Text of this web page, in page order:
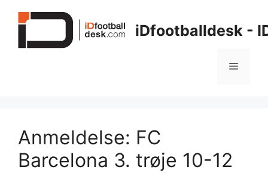
iDfootballdesk -
Menu
Anmeldelse: FC
Barcelona 3. trøje 10-12